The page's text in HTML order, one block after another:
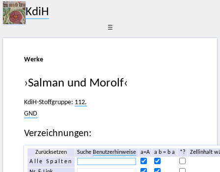
KdiH
☰
Werke
›Salman und Morolf‹
KdiH-Stoffgruppe: 112.
GND
Verzeichnungen:
Zurücksetzen Suche Benutzerhinweise a=A a b = b a *?
Zellinhalt
Alle Spalten